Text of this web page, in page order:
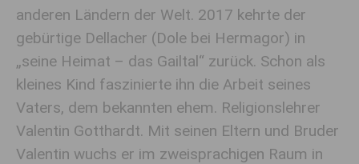
anderen Ländern der Welt. 2017 kehrte der
gebürtige Dellacher (Dole bei Hermagor) in
„seine Heimat – das Gailtal“ zurück. Schon als
kleines Kind faszinierte ihn die Arbeit seines
Vaters, dem bekannten ehem. Religionslehrer
Valentin Gotthardt. Mit seinen Eltern und Bruder
Valentin wuchs er im zweisprachigen Raum in